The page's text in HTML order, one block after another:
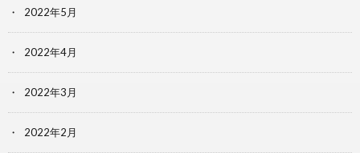
2022年5月
2022年4月
2022年3月
2022年2月